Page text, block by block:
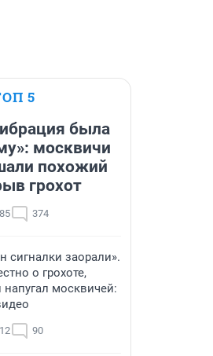
5
была
москвичи
похожий
грохот
374
сигналки заорали».
о грохоте,
напугал москвичей:
90